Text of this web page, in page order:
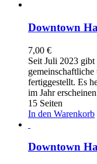
Downtown
7,00 €
Seit Juli 2023 gibt
gemeinschaftliche
fertiggestellt. Es
im Jahr
15 Seiten
In den Warenkorb
Downtown